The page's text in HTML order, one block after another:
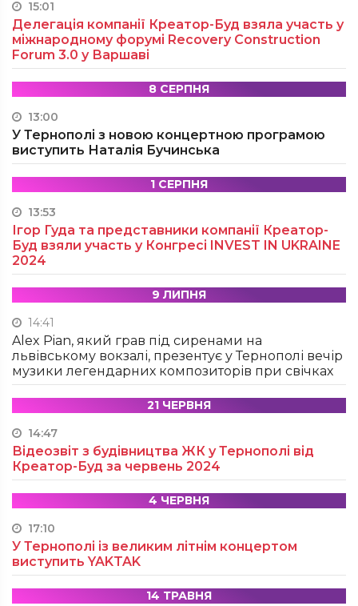
15:01
Делегація компанії Креатор-Буд взяла участь у
міжнародному форумі Recovery Construction
Forum 3.0 у Варшаві
8 СЕРПНЯ
13:00
У Тернополі з новою концертною програмою
виступить Наталія Бучинська
1 СЕРПНЯ
13:53
Ігор Гуда та представники компанії Креатор-
Буд взяли участь у Конгресі INVEST IN UKRAINE
2024
9 ЛИПНЯ
14:41
Alex Pian, який грав під сиренами на
львівському вокзалі, презентує у Тернополі вечір
музики легендарних композиторів при свічках
21 ЧЕРВНЯ
14:47
Відеозвіт з будівництва ЖК у Тернополі від
Креатор-Буд за червень 2024
4 ЧЕРВНЯ
17:10
У Тернополі із великим літнім концертом
виступить YAKTAK
14 ТРАВНЯ